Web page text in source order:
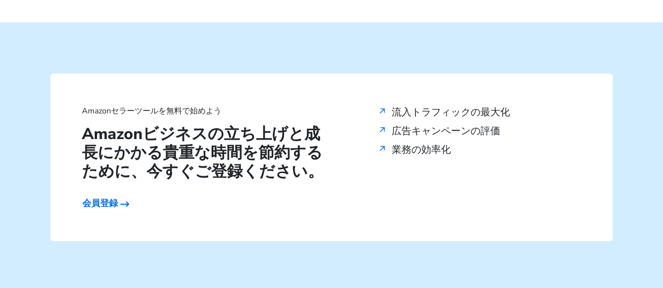
Amazonセラーツールを無料で始めよう
Amazonビジネスの立ち上げと成
長にかかる貴重な時間を節約する
ために、今すぐご登録ください。
会員登録
流入トラフィックの最大化
広告キャンペーンの評価
業務の効率化